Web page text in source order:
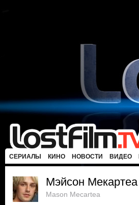
СЕРИАЛЫ КИНО НОВОСТИ ВИДЕО
Мэйсон Мекартеа
Mason Mecartea